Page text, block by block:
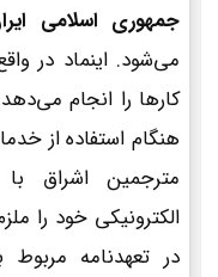
جمهوری اسلامی
می‌شود. اینماد در
کارها را انجام
هنگام استفاده از
مترجمین اشراق با
الکترونیکی خود را
در تعهدنامه